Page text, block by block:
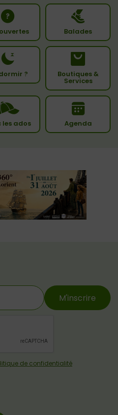
Balades
? Boutiques &
Services
les ados Agenda
M'inscrire
de confidentialité